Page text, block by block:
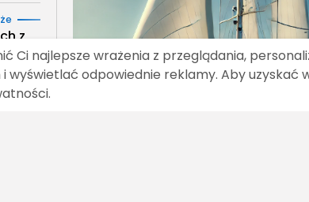
z
Ci najlepsze wrażenia z przeglądania,
wyświetlać odpowiednie reklamy. Aby uzyskać